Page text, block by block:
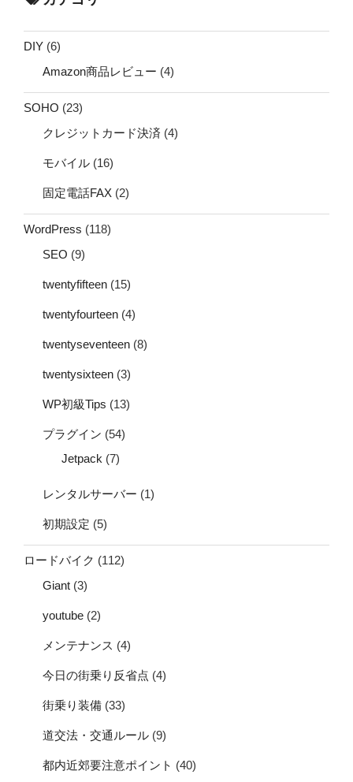
DIY (6)
Amazon商品レビュー (4)
SOHO (23)
クレジットカード決済 (4)
モバイル (16)
固定電話FAX (2)
WordPress (118)
SEO (9)
twentyfifteen (15)
twentyfourteen (4)
twentyseventeen (8)
twentysixteen (3)
WP初級Tips (13)
プラグイン (54)
Jetpack (7)
レンタルサーバー (1)
初期設定 (5)
ロードバイク (112)
Giant (3)
youtube (2)
メンテナンス (4)
今日の街乗り反省点 (4)
街乗り装備 (33)
道交法・交通ルール (9)
都内近郊要注意ポイント (40)